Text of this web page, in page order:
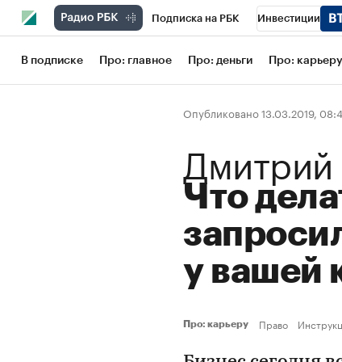
Подписка на РБК Инвестиции
Школа управления РБК РБК
Рынок наличной валюты
В подписке Про: главное Про: деньги Про: карьеру
Опубликовано 13.03.2019,
Дмитрий
Что
у вашей
Про: карьеру Право